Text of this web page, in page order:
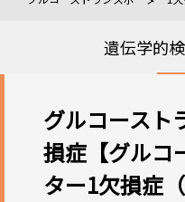
遺伝学的
グルコースト
損症【グルコ
ター1欠損症